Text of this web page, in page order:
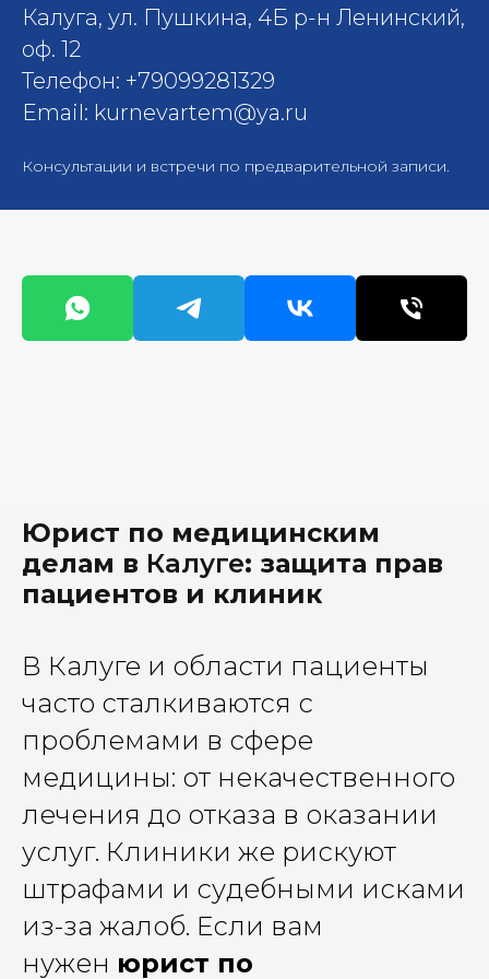
Калуга, ул. Пушкина, 4Б р-н Ленинский,
оф. 12
Телефон: +79099281329
Email: kurnevartem@ya.ru
Консультации и встречи по предварительной записи.
Юрист по медицинским
делам в Калуге: защита прав
пациентов и клиник
В Калуге и области пациенты
часто сталкиваются с
проблемами в сфере
медицины: от некачественного
лечения до отказа в оказании
услуг. Клиники же рискуют
штрафами и судебными исками
из-за жалоб. Если вам
нужен юрист по